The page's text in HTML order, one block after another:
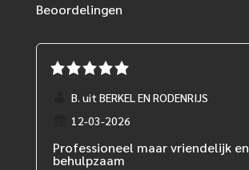
Beoordelingen
B. uit BERKEL EN RODENRIJS
12-03-2026
Professioneel maar vriendelijk en
behulpzaam